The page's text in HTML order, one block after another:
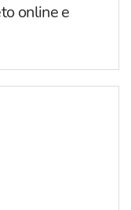
online e